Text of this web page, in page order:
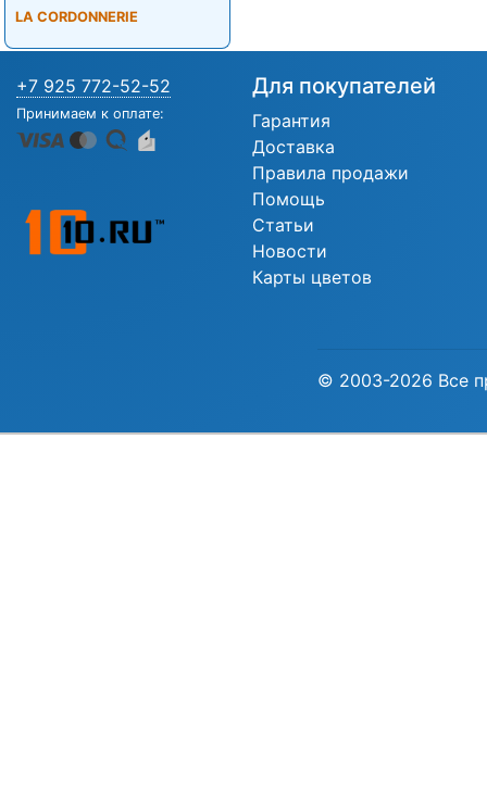
LA CORDONNERIE
+7 925 772-52-52
Принимаем к оплате:
Для покупателей
Гарантия
Доставка
Правила продажи
Помощь
Статьи
Новости
Карты цветов
© 2003-2026 Все